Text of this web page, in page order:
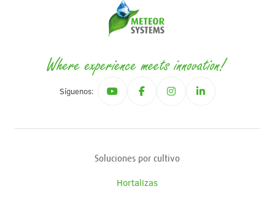
Síguenos:
Soluciones por cultivo
Hortalizas